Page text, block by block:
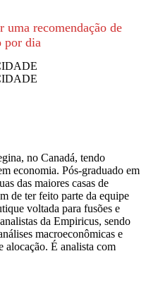
recomendação de
por dia
no Canadá, tendo
economia. Pós-graduado em
das maiores casas de
de ter feito parte da equipe
voltada para fusões e
da Empiricus, sendo
macroeconômicas e
alocação. É analista com